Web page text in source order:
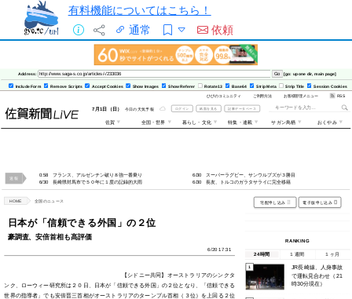
有料機能についてはこちら！
通常
依頼